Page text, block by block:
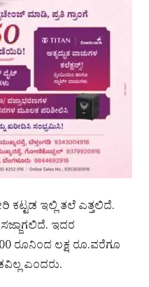
ಇಲ್ಲಿ ತಲೆ ಎತ್ತಲಿದೆ.
ಇದರ
ರೂನಿಂದ ಲಕ್ಷ ರೂ.ವರೆಗೂ
ಎಂದರು.